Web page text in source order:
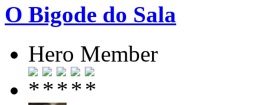
O Bigode do Sala
Hero Member